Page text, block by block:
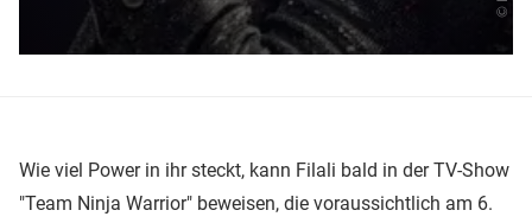
Wie viel Power in ihr steckt, kann Filali bald in der TV-Show
"Team Ninja Warrior" beweisen, die voraussichtlich am 6.